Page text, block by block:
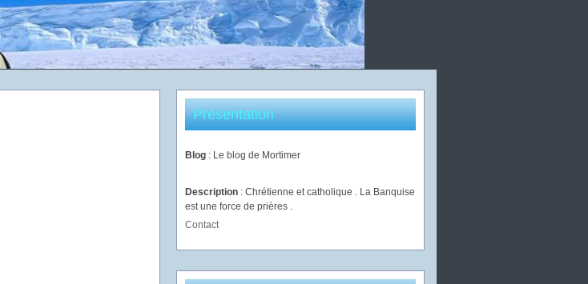
Présentation
Blog : Le blog de Mortimer
Description : Chrétienne et catholique . La Banquise
est une force de prières .
Contact